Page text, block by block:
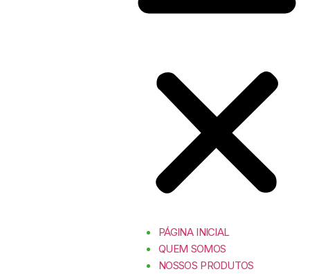
PÁGINA INICIAL
QUEM SOMOS
NOSSOS PRODUTOS